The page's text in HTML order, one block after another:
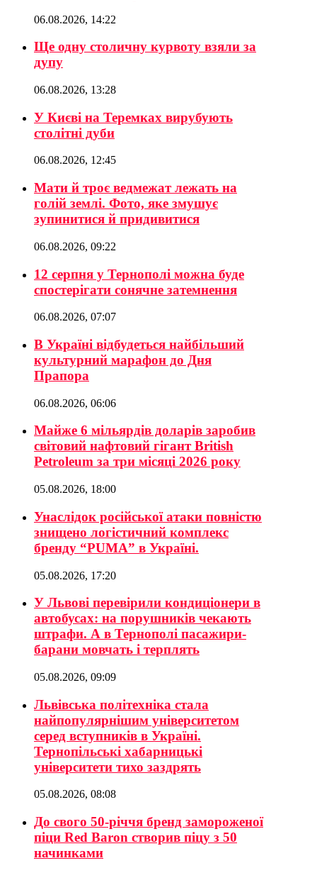
06.08.2026, 14:22
Ще одну столичну курвоту взяли за
дупу
06.08.2026, 13:28
У Києві на Теремках вирубують
столітні дуби
06.08.2026, 12:45
Мати й троє ведмежат лежать на
голій землі. Фото, яке змушує
зупинитися й придивитися
06.08.2026, 09:22
12 серпня у Тернополі можна буде
спостерігати сонячне затемнення
06.08.2026, 07:07
В Україні відбудеться найбільший
культурний марафон до Дня
Прапора
06.08.2026, 06:06
Майже 6 мільярдів доларів заробив
світовий нафтовий гігант British
Petroleum за три місяці 2026 року
05.08.2026, 18:00
Унаслідок російської атаки повністю
знищено логістичний комплекс
бренду “PUMA” в Україні.
05.08.2026, 17:20
У Львові перевірили кондиціонери в
автобусах: на порушників чекають
штрафи. А в Тернополі пасажири-
барани мовчать і терплять
05.08.2026, 09:09
Львівська політехніка стала
найпопулярнішим університетом
серед вступників в Україні.
Тернопільські хабарницькі
університети тихо заздрять
05.08.2026, 08:08
До свого 50-річчя бренд замороженої
піци Red Baron створив піцу з 50
начинками